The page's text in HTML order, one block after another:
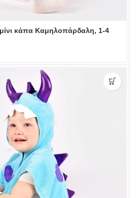
κάπα Καμηλοπάρδαλη, 1-4